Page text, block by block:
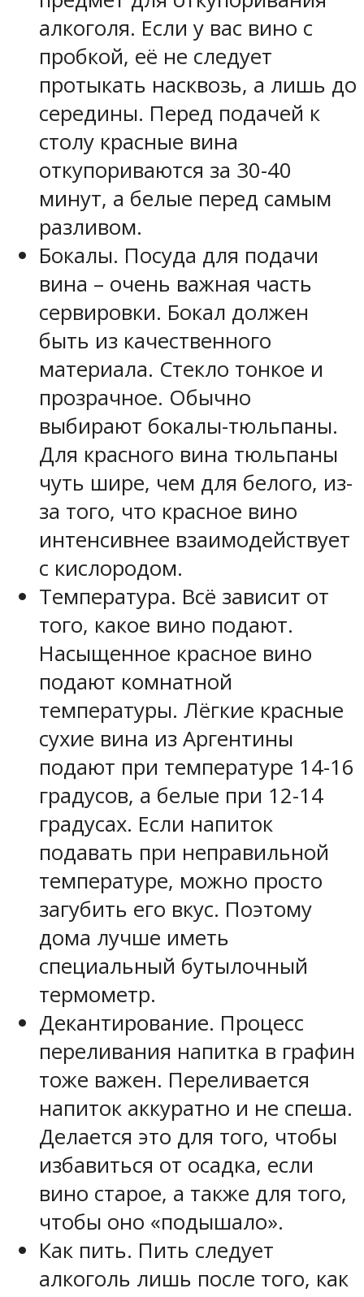
алкоголя. Если у вас вино с
пробкой, её не следует
протыкать насквозь, а лишь до
середины. Перед подачей к
столу красные вина
откупориваются за 30-40
минут, а белые перед самым
разливом.
Бокалы. Посуда для подачи
вина – очень важная часть
сервировки. Бокал должен
быть из качественного
материала. Стекло тонкое и
прозрачное. Обычно
выбирают бокалы-тюльпаны.
Для красного вина тюльпаны
чуть шире, чем для белого, из-
за того, что красное вино
интенсивнее взаимодействует
с кислородом.
Температура. Всё зависит от
того, какое вино подают.
Насыщенное красное вино
подают комнатной
температуры. Лёгкие красные
сухие вина из Аргентины
подают при температуре 14-16
градусов, а белые при 12-14
градусах. Если напиток
подавать при неправильной
температуре, можно просто
загубить его вкус. Поэтому
дома лучше иметь
специальный бутылочный
термометр.
Декантирование. Процесс
переливания напитка в графин
тоже важен. Переливается
напиток аккуратно и не спеша.
Делается это для того, чтобы
избавиться от осадка, если
вино старое, а также для того,
чтобы оно «подышало».
Как пить. Пить следует
алкоголь лишь после того, как